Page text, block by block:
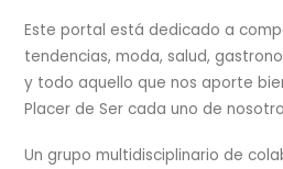
Top
Este portal está dedicado a
tendencias, moda, salud,
y todo aquello que nos aporte
Placer de Ser cada uno de
Un grupo multidisciplinario de